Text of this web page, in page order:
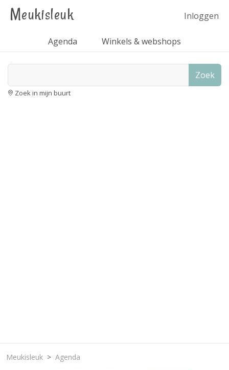
Meukisleuk Inloggen
Agenda Winkels & webshops
Zoek
Zoek in mijn buurt
Meukisleuk Agenda